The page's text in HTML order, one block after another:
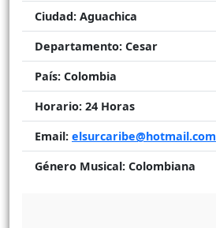
Ciudad: Aguachica
Departamento: Cesar
País: Colombia
Horario: 24 Horas
Email: elsurcaribe@hotmail.com
Género Musical: Colombiana